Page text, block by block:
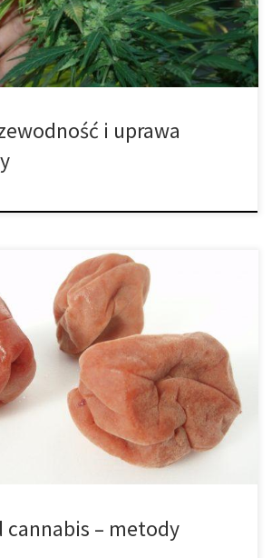
się rośliny, zawiera rozpuszczone
i uprawa
które nie działają. Istnieje w internecie
sposobach detoksykacji. Większość z
nie przyniesie rezultatów, których szukasz.
metody detoksykacji obejmują: • sok
spożycie wody • herbatki detoksykujące
• wybielacz (w żadnych […]
cannabis – metody